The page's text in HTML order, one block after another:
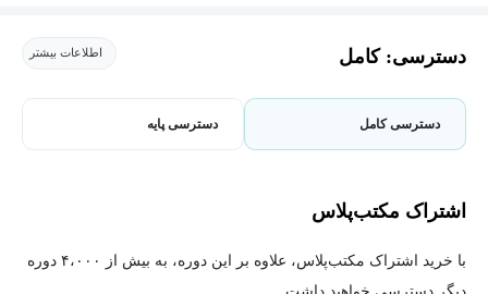
دسترسی: کامل اطلاعات بیشتر
دسترسی کامل دسترسی پایه
اشتراک مکتب‌پلاس
با خرید اشتراک مکتب‌پلاس، علاوه بر این دوره، به بیش از ۴،۰۰۰ دوره